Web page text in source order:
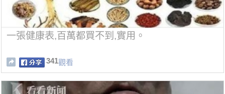
一張健康表,百萬都買不到,實用。
341觀看